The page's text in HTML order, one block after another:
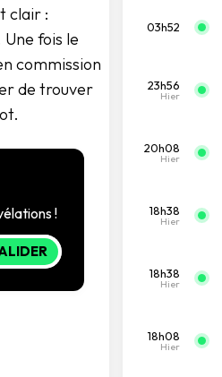
clair :
fois le
commission
de trouver
!
03h52
23h56
Hier
20h08
Hier
18h38
Hier
18h38
Hier
18h08
Hier